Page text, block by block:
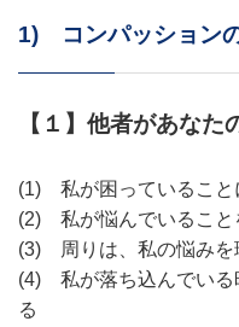
1) コンパッション
【１】他者があな
(1) 私が困っていること
(2) 私が悩んでいること
(3) 周りは、私の悩みを
(4) 私が落ち込んでいる
る